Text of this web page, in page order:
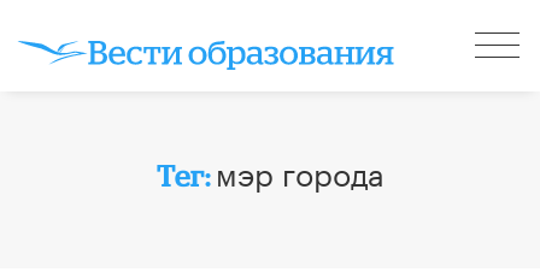
Тег: мэр города